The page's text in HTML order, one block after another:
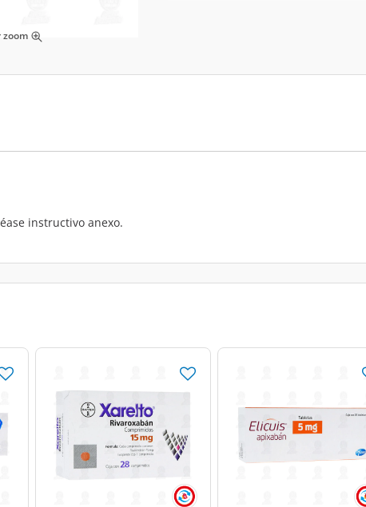
zoom
instructivo anexo.